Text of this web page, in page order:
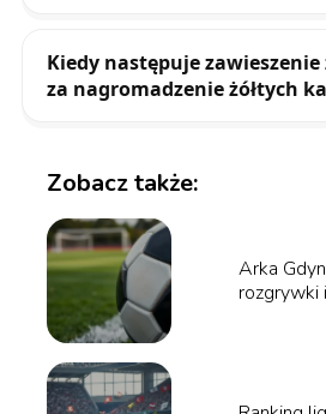
Kiedy następuje
za nagromadzenie żółtych
Zobacz także:
Arka
rozgrywki